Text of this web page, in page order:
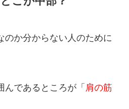
のか分からない人のために
んであるところが「 肩の筋